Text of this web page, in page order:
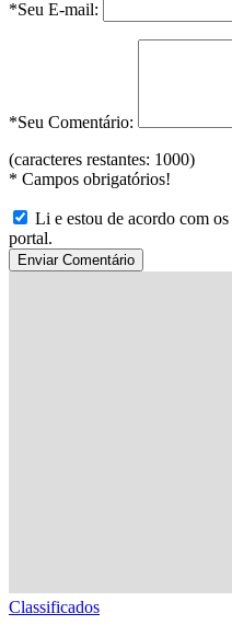
*Seu E-mail:
*Seu Comentário:
(caracteres restantes: 1000)
* Campos obrigatórios!
Li e estou de acordo com os
portal.
Classificados